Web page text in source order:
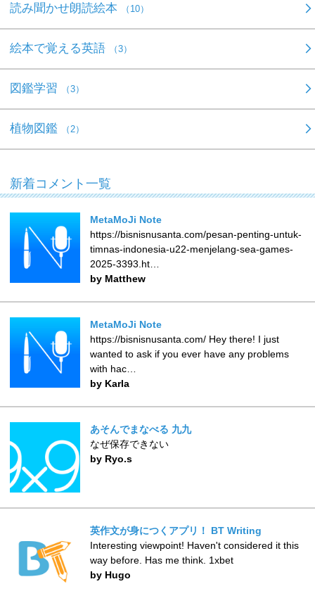
読み聞かせ朗読絵本 （10）
絵本で覚える英語 （3）
図鑑学習 （3）
植物図鑑 （2）
新着コメント一覧
MetaMoJi Note
https://bisnisnusanta.com/pesan-penting-untuk-
timnas-indonesia-u22-menjelang-sea-games-
2025-3393.ht…
by Matthew
MetaMoJi Note
https://bisnisnusanta.com/ Hey there! I just
wanted to ask if you ever have any problems
with hac…
by Karla
あそんでまなべる 九九
なぜ保存できない
by Ryo.s
英作文が身につくアプリ！ BT Writing
Interesting viewpoint! Haven't considered it this
way before. Has me think. 1xbet
by Hugo